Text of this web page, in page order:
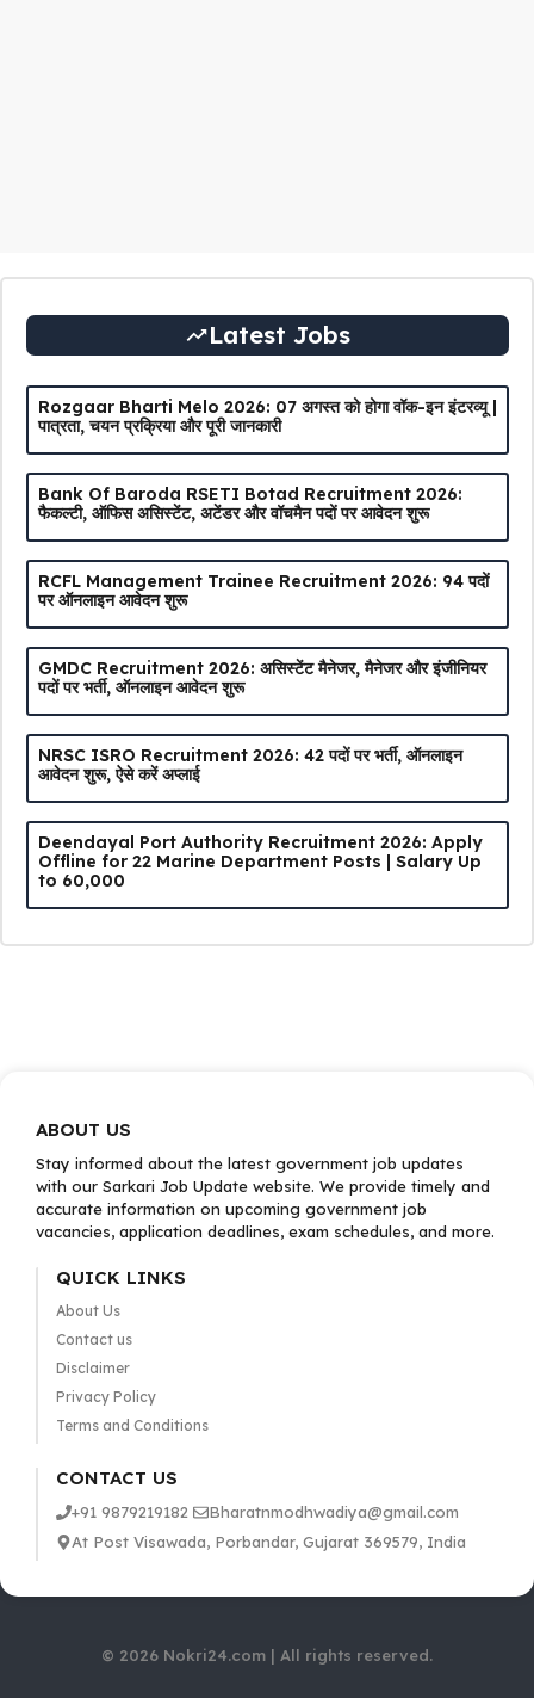
Latest Jobs
Rozgaar Bharti Melo 2026: 07 अगस्त को होगा वॉक-इन इंटरव्यू |
पात्रता, चयन प्रक्रिया और पूरी जानकारी
Bank Of Baroda RSETI Botad Recruitment 2026:
फैकल्टी, ऑफिस असिस्टेंट, अटेंडर और वॉचमैन पदों पर आवेदन शुरू
RCFL Management Trainee Recruitment 2026: 94 पदों
पर ऑनलाइन आवेदन शुरू
GMDC Recruitment 2026: असिस्टेंट मैनेजर, मैनेजर और इंजीनियर
पदों पर भर्ती, ऑनलाइन आवेदन शुरू
NRSC ISRO Recruitment 2026: 42 पदों पर भर्ती, ऑनलाइन
आवेदन शुरू, ऐसे करें अप्लाई
Deendayal Port Authority Recruitment 2026: Apply
Offline for 22 Marine Department Posts | Salary Up
to ₹60,000
ABOUT US
Stay informed about the latest government job updates
with our Sarkari Job Update website. We provide timely and
accurate information on upcoming government job
vacancies, application deadlines, exam schedules, and more.
QUICK LINKS
About Us
Contact us
Disclaimer
Privacy Policy
Terms and Conditions
CONTACT US
+91 9879219182
Bharatnmodhwadiya@gmail.com
At Post Visawada, Porbandar, Gujarat 369579, India
© 2026 Nokri24.com | All rights reserved.